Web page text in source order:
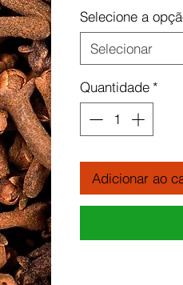
Selecione a
Selecionar
Quantidade *
Adicionar ao